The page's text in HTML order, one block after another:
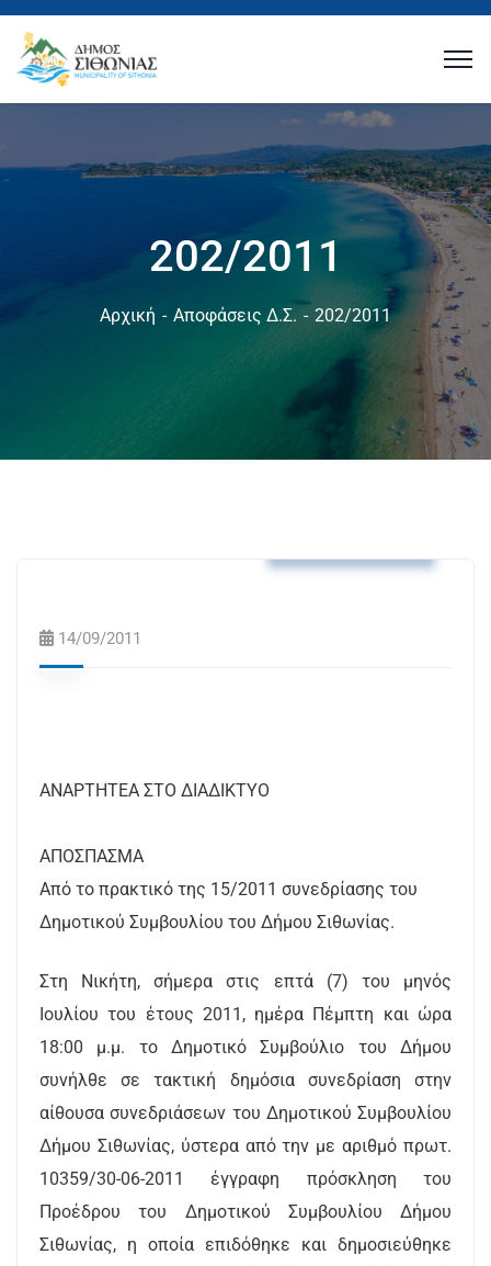
202/2011
Αρχική Αποφάσεις Δ.Σ. 202/2011
14/09/2011
ΑΝΑΡΤΗΤΕΑ ΣΤΟ ΔΙΑΔΙΚΤΥΟ
ΑΠΟΣΠΑΣΜΑ
Από το πρακτικό της 15/2011 συνεδρίασης του
Δημοτικού Συμβουλίου του Δήμου Σιθωνίας.
Στη Νικήτη, σήμερα στις επτά (7) του μηνός
Ιουλίου του έτους 2011, ημέρα Πέμπτη και ώρα
18:00 μ.μ. το Δημοτικό Συμβούλιο του Δήμου
συνήλθε σε τακτική δημόσια συνεδρίαση στην
αίθουσα συνεδριάσεων του Δημοτικού Συμβουλίου
Δήμου Σιθωνίας, ύστερα από την με αριθμό πρωτ.
10359/30-06-2011 έγγραφη πρόσκληση του
Προέδρου του Δημοτικού Συμβουλίου Δήμου
Σιθωνίας, η οποία επιδόθηκε και δημοσιεύθηκε